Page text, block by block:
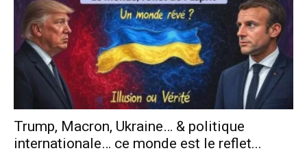
Trump, Macron, Ukraine… & politique
internationale… ce monde est le reflet...